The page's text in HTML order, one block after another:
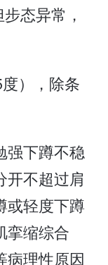
态异常，
），除条
强下蹲不稳
开不超过肩
或轻度下蹲
挛缩综合
病理性原因